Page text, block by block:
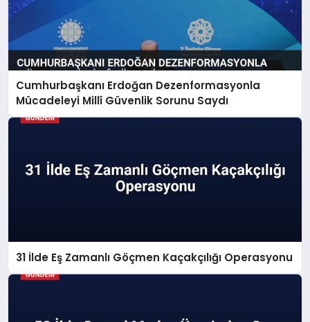
Cumhurbaşkanı Erdoğan Dezenformasyonla
Mücadeleyi Millî Güvenlik Sorunu Saydı
31 İlde Eş Zamanlı Göçmen Kaçakçılığı Operasyonu